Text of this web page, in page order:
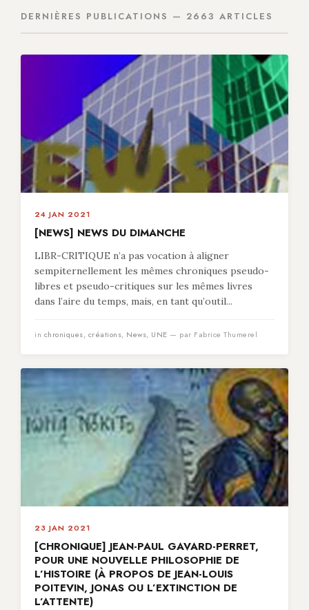
DERNIÈRES PUBLICATIONS — 2663 ARTICLES
24 JAN 2021
[NEWS] NEWS DU DIMANCHE
LIBR-CRITIQUE n’a pas vocation à aligner
sempiternellement les mêmes chroniques pseudo-
libres et pseudo-critiques sur les mêmes livres
dans l’aire du temps, mais, en tant qu’outil...
in chroniques, créations, News, UNE — par Fabrice Thumerel
23 JAN 2021
[CHRONIQUE] JEAN-PAUL GAVARD-PERRET,
POUR UNE NOUVELLE PHILOSOPHIE DE
L’HISTOIRE (À PROPOS DE JEAN-LOUIS
POITEVIN, JONAS OU L’EXTINCTION DE
L’ATTENTE)